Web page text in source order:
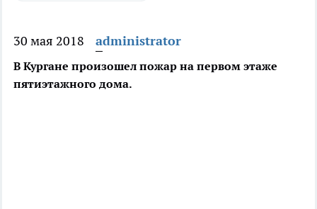
30 мая 2018 administrator
В Кургане произошел пожар на первом этаже
пятиэтажного дома.